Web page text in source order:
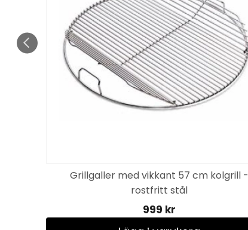
Grillgaller med vikkant 57 cm kolgrill -
rostfritt stål
999 kr